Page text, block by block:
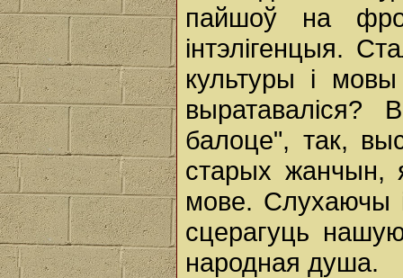
пайшоў на
інтэлігенцыя.
культуры і
выратаваліся?
балоце", так,
старых жанчын,
мове. Слухаючы
сцерагуць нашую
народная душа.